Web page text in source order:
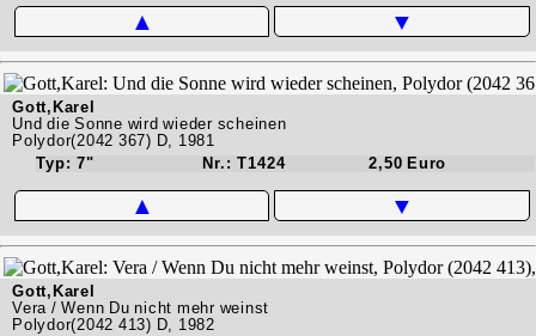
▲ ▼
Gott,Karel
Und die Sonne wird wieder scheinen
Polydor(2042 367) D, 1981
Typ: 7"
Nr.: T1424 2,50 Euro
▲ ▼
Gott,Karel
Vera / Wenn Du nicht mehr weinst
Polydor(2042 413) D, 1982